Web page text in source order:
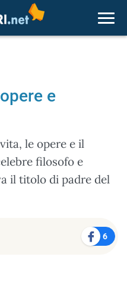
e
le opere e il
filosofo e
il titolo di padre del
6